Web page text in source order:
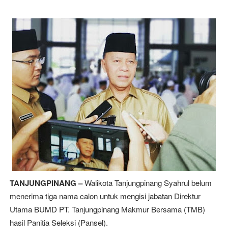
TANJUNGPINANG –Walikota Tanjungpinang Syahrul belum
menerima tiga nama calon untuk mengisi jabatan Direktur
Utama BUMD PT. Tanjungpinang Makmur Bersama (TMB)
hasil Panitia Seleksi (Pansel).